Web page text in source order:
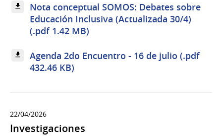
Nota conceptual SOMOS: Debates sobre
Educación Inclusiva (Actualizada 30/4)
(.pdf 1.42 MB)
Agenda 2do Encuentro - 16 de julio (.pdf
432.46 KB)
22/04/2026
Investigaciones